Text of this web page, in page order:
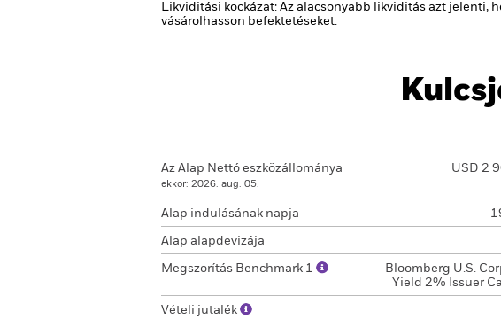
Likviditási kockázat: Az alacsonyabb likviditás azt jelenti,
vásárolhasson befektetéseket.
Az Alap Nettó eszközállománya
ekkor: 2026. aug. 05.
USD 2
Alap indulásának napja
Alap alapdevizája
Megszorítás Benchmark 1
Bloomberg U.S.
Yield 2% Issuer
Vételi jutalék